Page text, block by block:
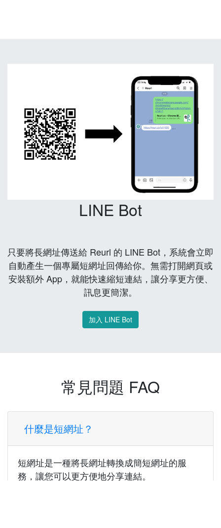
LINE Bot
只要將長網址傳送給 Reurl 的 LINE Bot，系統會立即
自動產生一個專屬短網址回傳給你。無需打開網頁或
安裝額外 App，就能快速縮短連結，讓分享更方便、
訊息更簡潔。
加入 LINE Bot
常見問題 FAQ
什麼是短網址？
短網址是一種將長網址轉換成簡短網址的服
務，讓您可以更方便地分享連結。